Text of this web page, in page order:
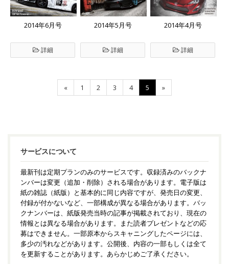
2014年6月号
詳細
2014年5月号
詳細
2014年4月号
詳細
« 1 2 3 4 5 »
サービスについて
最新刊は定期プランのみのサービスです。収録済みのバックナ
ンバーは変更（追加・削除）される場合があります。電子版は
紙の雑誌（紙版）と基本的に同じ内容ですが、発売日の変更、
付録が付かないなど、一部構成が異なる場合があります。バッ
クナンバーは、紙版発売当時の記事が掲載されており、現在の
情報とは異なる場合があります。また読者プレゼントなどの応
募はできません。一部原本からスキャニングしたページには、
多少の汚れなどがあります。公開後、内容の一部もしくは全て
を更新することがあります。あらかじめご了承ください。